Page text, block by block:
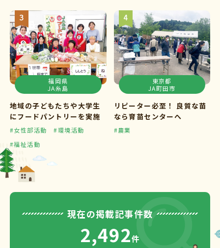
福岡県
JA糸島
地域の子どもたちや大学生
にフードパントリーを実施
#女性部活動
#環境活動
#福祉活動
東京都
JA町田市
リピーター必至！ 良質な苗
なら育苗センターへ
#農業
現在の掲載記事件数
2,492件